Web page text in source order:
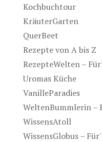
Kochbuchtour
KräuterGarten
QuerBeet
Rezepte von A bis Z
RezepteWelten –
Uromas Küche
VanilleParadies
WeltenBummlerin –
WissensAtoll
WissensGlobus –